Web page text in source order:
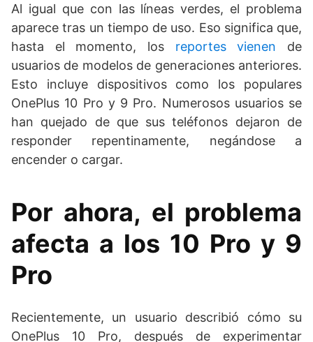
Al igual que con las líneas verdes, el problema
aparece tras un tiempo de uso. Eso significa que,
hasta el momento, los reportes vienen de
usuarios de modelos de generaciones anteriores.
Esto incluye dispositivos como los populares
OnePlus 10 Pro y 9 Pro. Numerosos usuarios se
han quejado de que sus teléfonos dejaron de
responder repentinamente, negándose a
encender o cargar.
Por ahora, el problema
afecta a los 10 Pro y 9
Pro
Recientemente, un usuario describió cómo su
OnePlus 10 Pro, después de experimentar